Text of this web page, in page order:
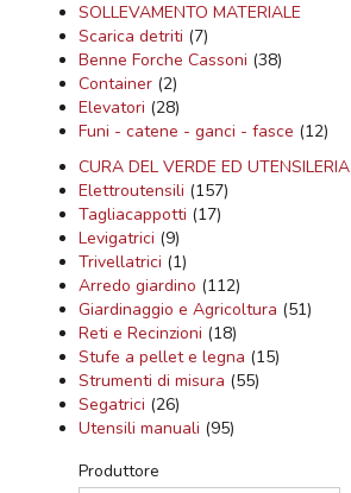
SOLLEVAMENTO MATERIALE
Scarica detriti (7)
Benne Forche Cassoni (38)
Container (2)
Elevatori (28)
Funi - catene - ganci - fasce (12)
CURA DEL VERDE ED UTENSILERIA
Elettroutensili (157)
Tagliacappotti (17)
Levigatrici (9)
Trivellatrici (1)
Arredo giardino (112)
Giardinaggio e Agricoltura (51)
Reti e Recinzioni (18)
Stufe a pellet e legna (15)
Strumenti di misura (55)
Segatrici (26)
Utensili manuali (95)
Produttore